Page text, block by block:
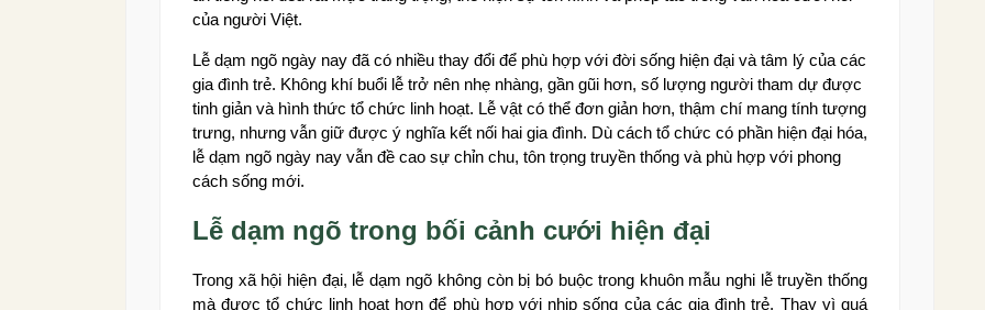
của người Việt.
Lễ dạm ngõ ngày nay đã có nhiều thay đổi để phù hợp với đời sống hiện đại và tâm lý của các
gia đình trẻ. Không khí buổi lễ trở nên nhẹ nhàng, gần gũi hơn, số lượng người tham dự được
tinh giản và hình thức tổ chức linh hoạt. Lễ vật có thể đơn giản hơn, thậm chí mang tính tượng
trưng, nhưng vẫn giữ được ý nghĩa kết nối hai gia đình. Dù cách tổ chức có phần hiện đại hóa,
lễ dạm ngõ ngày nay vẫn đề cao sự chỉn chu, tôn trọng truyền thống và phù hợp với phong
cách sống mới.
Lễ dạm ngõ trong bối cảnh cưới hiện đại
Trong xã hội hiện đại, lễ dạm ngõ không còn bị bó buộc trong khuôn mẫu nghi lễ truyền thống
mà được tổ chức linh hoạt hơn để phù hợp với nhịp sống của các gia đình trẻ. Thay vì quá